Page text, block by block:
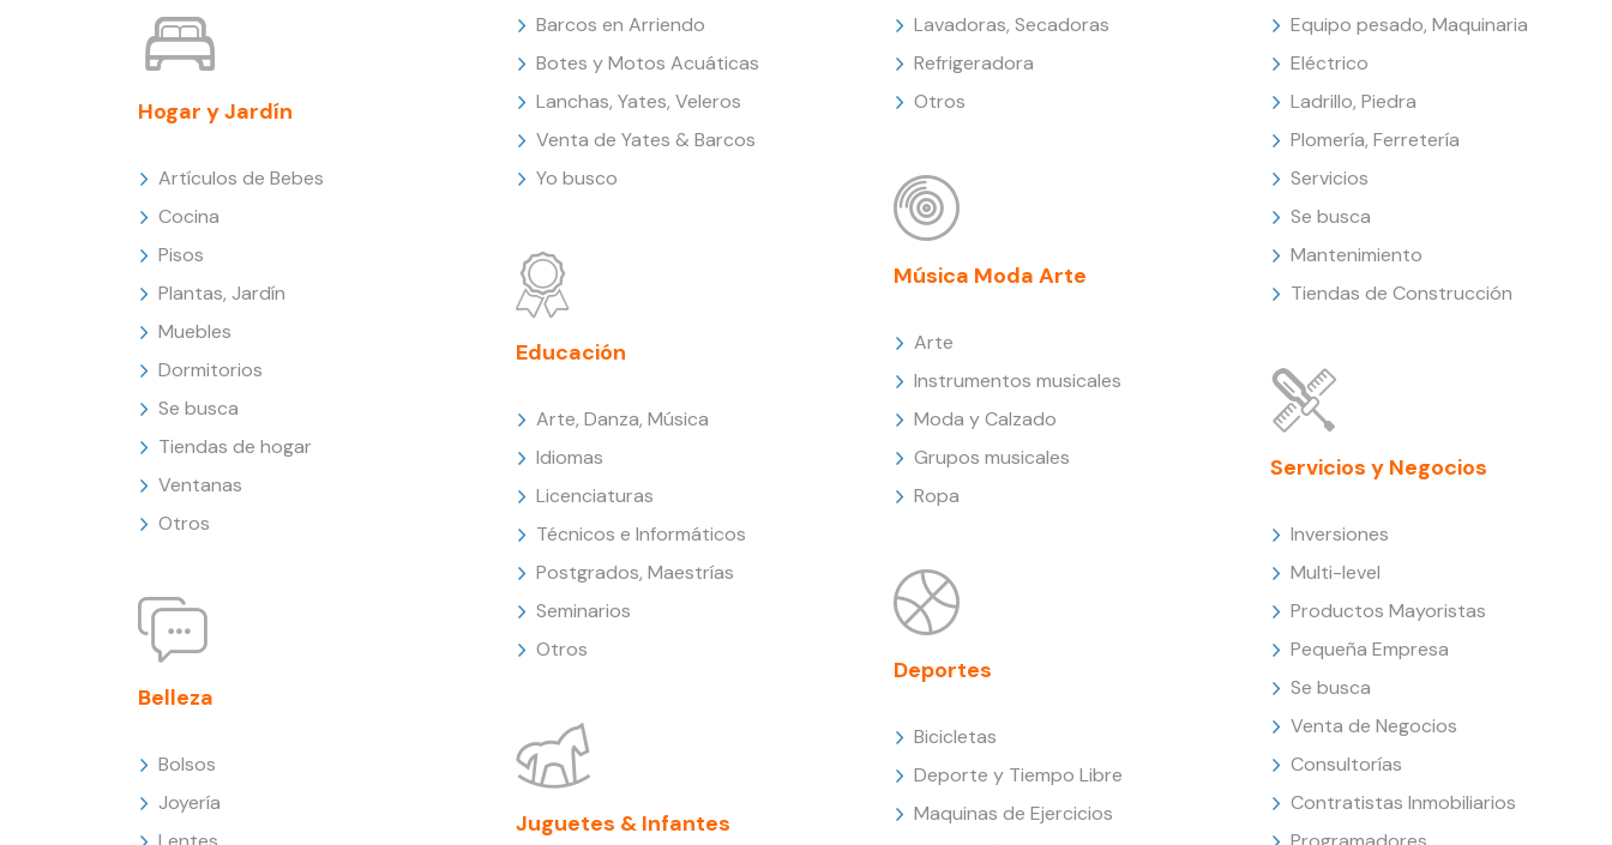
Hogar y Jardín
Artículos de Bebes
Cocina
Pisos
Plantas, Jardín
Muebles
Dormitorios
Se busca
Tiendas de hogar
Ventanas
Otros
Belleza
Bolsos
Joyería
Barcos en Arriendo
Botes y Motos Acuáticas
Lanchas, Yates, Veleros
Venta de Yates & Barcos
Yo busco
Educación
Arte, Danza, Música
Idiomas
Licenciaturas
Técnicos e Informáticos
Postgrados, Maestrías
Seminarios
Otros
Juguetes & Infantes
Lavadoras, Secadoras
Refrigeradora
Otros
Música Moda Arte
Arte
Instrumentos musicales
Moda y Calzado
Grupos musicales
Ropa
Deportes
Bicicletas
Deporte y Tiempo Libre
Maquinas de Ejercicios
Equipo pesado, Maquinaria
Eléctrico
Ladrillo, Piedra
Plomería, Ferretería
Servicios
Se busca
Mantenimiento
Tiendas de Construcción
Servicios y Negocios
Inversiones
Multi-level
Productos Mayoristas
Pequeña Empresa
Se busca
Venta de Negocios
Consultorías
Contratistas Inmobiliarios